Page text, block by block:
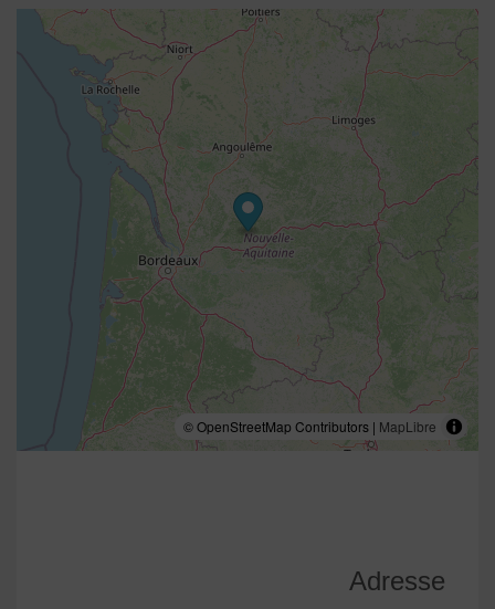
© OpenStreetMap Contributors | MapLibre
Adresse